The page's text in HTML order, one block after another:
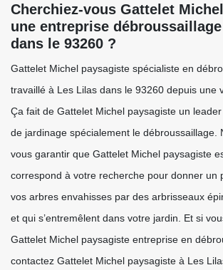
Cherchiez-vous Gattelet
une entreprise
dans le 93260 ?
Gattelet Michel paysagiste spécialiste en
travaillé à Les Lilas dans le 93260 depuis une
Ça fait de Gattelet Michel paysagiste un
de jardinage spécialement le débroussaillage.
vous garantir que Gattelet Michel paysagiste
correspond à votre recherche pour donner un
vos arbres envahisses par des arbrisseaux
et qui s’entremêlent dans votre jardin. Et si
Gattelet Michel paysagiste entreprise en
contactez Gattelet Michel paysagiste à Les